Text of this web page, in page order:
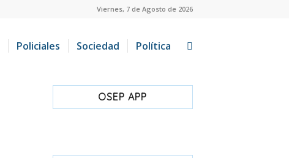
Viernes, 7 de Agosto de 2026
Policiales Sociedad Política
OSEP APP